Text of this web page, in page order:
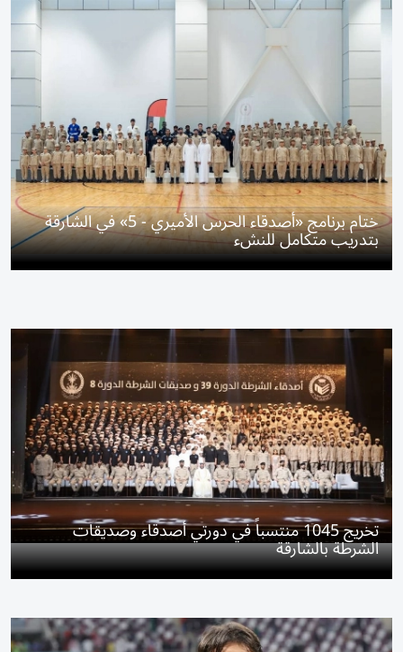
ختام برنامج «أصدقاء الحرس الأميري - 5» في الشارقة
بتدريب متكامل للنشء
تخريج 1045 منتسباً في دورتي أصدقاء وصديقات
الشرطة بالشارقة